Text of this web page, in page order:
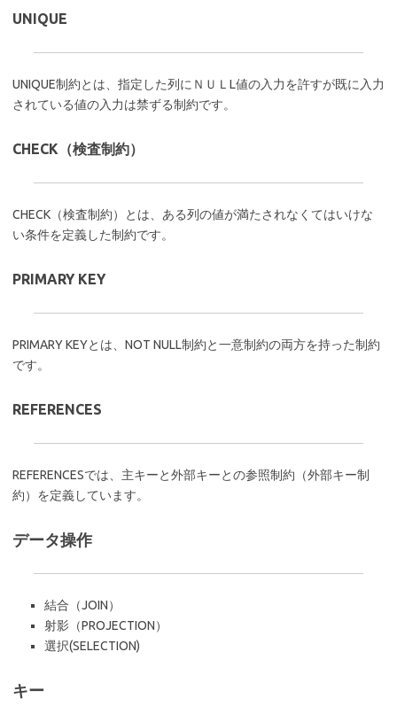
UNIQUE
UNIQUE制約とは、指定した列にＮＵＬL値の入力を許すが既に入力
されている値の入力は禁ずる制約です。
CHECK（検査制約）
CHECK（検査制約）とは、ある列の値が満たされなくてはいけな
い条件を定義した制約です。
PRIMARY KEY
PRIMARY KEYとは、NOT NULL制約と一意制約の両方を持った制約
です。
REFERENCES
REFERENCESでは、主キーと外部キーとの参照制約（外部キー制
約）を定義しています。
データ操作
結合（JOIN）
射影（PROJECTION）
選択(SELECTION)
キー